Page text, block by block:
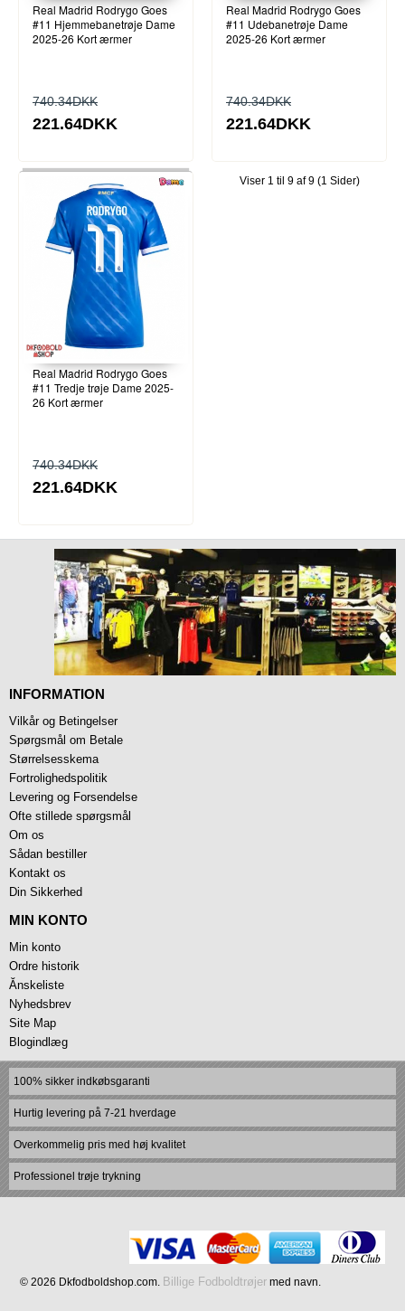
Real Madrid Rodrygo Goes
#11 Hjemmebanetrøje Dame
2025-26 Kort ærmer
740.34DKK
221.64DKK
Real Madrid Rodrygo Goes
#11 Udebanetrøje Dame
2025-26 Kort ærmer
740.34DKK
221.64DKK
Real Madrid Rodrygo Goes
#11 Tredje trøje Dame 2025-
26 Kort ærmer
740.34DKK
221.64DKK
Viser 1 til 9 af 9 (1 Sider)
INFORMATION
Vilkår og Betingelser
Spørgsmål om Betale
Størrelsesskema
Fortrolighedspolitik
Levering og Forsendelse
Ofte stillede spørgsmål
Om os
Sådan bestiller
Kontakt os
Din Sikkerhed
MIN KONTO
Min konto
Ordre historik
Ănskeliste
Nyhedsbrev
Site Map
Blogindlæg
100% sikker indkøbsgaranti
Hurtig levering på 7-21 hverdage
Overkommelig pris med høj kvalitet
Professionel trøje trykning
© 2026 Dkfodboldshop.com. Billige Fodboldtrøjer med navn.